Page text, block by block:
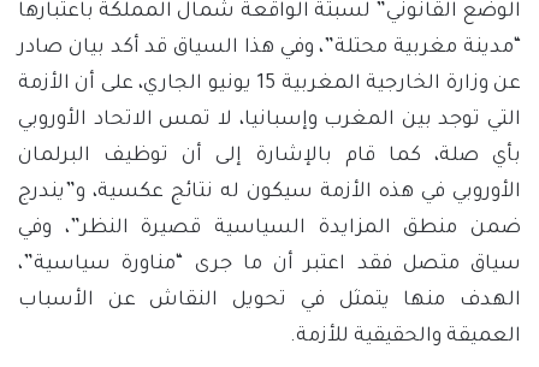
الوضع القانوني” لسبتة الواقعة شمال المملكة باعتبارها
“مدينة مغربية محتلة”، وفي هذا السياق قد أكد بيان صادر
عن وزارة الخارجية المغربية 15 يونيو الجاري، على أن الأزمة
التي توجد بين المغرب وإسبانيا، لا تمس الاتحاد الأوروبي
بأي صلة، كما قام بالإشارة إلى أن توظيف البرلمان
الأوروبي في هذه الأزمة سيكون له نتائج عكسية، و”يندرج
ضمن منطق المزايدة السياسية قصيرة النظر”، وفي
سياق متصل فقد اعتبر أن ما جرى “مناورة سياسية”،
الهدف منها يتمثل في تحويل النقاش عن الأسباب
العميقة والحقيقية للأزمة.